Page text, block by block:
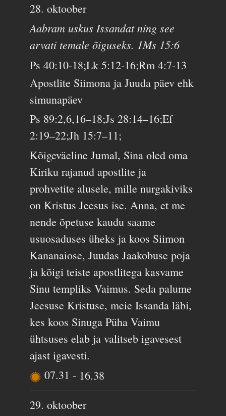
28. oktoober
Aabram uskus Issandat ning see
arvati temale õiguseks. 1Ms 15:6
Ps 40:10-18;Lk 5:12-16;Rm 4:7-13
Apostlite Siimona ja Juuda päev ehk
simunapäev
Ps 89:2,6,16–18;Js 28:14–16;Ef
2:19–22;Jh 15:7–11;
Kõigeväeline Jumal, Sina oled oma
Kiriku rajanud apostlite ja
prohvetite alusele, mille nurgakiviks
on Kristus Jeesus ise. Anna, et me
nende õpetuse kaudu saame
usuosaduses üheks ja koos Siimon
Kananaiose, Juudas Jaakobuse poja
ja kõigi teiste apostlitega kasvame
Sinu templiks Vaimus. Seda palume
Jeesuse Kristuse, meie Issanda läbi,
kes koos Sinuga Püha Vaimu
ühtsuses elab ja valitseb igavesest
ajast igavesti.
07.31 - 16.38
29. oktoober